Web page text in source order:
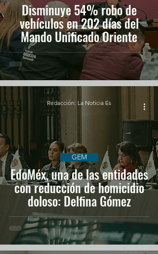
Disminuye 54% robo de
vehículos en 202 días del
Mando Unificado Oriente
EdoMéx, una de las entidades
con reducción de homicidio
doloso: Delfina Gómez
GEM
Redacción: La Noticia Es